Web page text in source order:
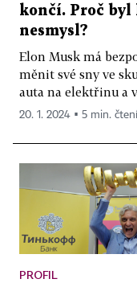
končí. Proč byl
nesmysl?
Elon Musk má
měnit své sny ve
auta na elektřinu a
20. 1. 2024 ▪ 5 min. čtení
PROFIL